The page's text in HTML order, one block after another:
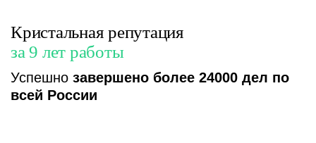
Кристальная репутация
за 9 лет работы
Успешно завершено более 24000 дел по
всей России